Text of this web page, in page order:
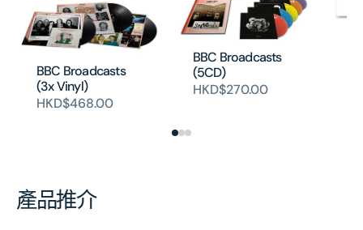
BBC Broadcasts
(3x Vinyl)
HKD$468.00
BBC Broadcasts
(5CD)
HKD$270.00
產品推介